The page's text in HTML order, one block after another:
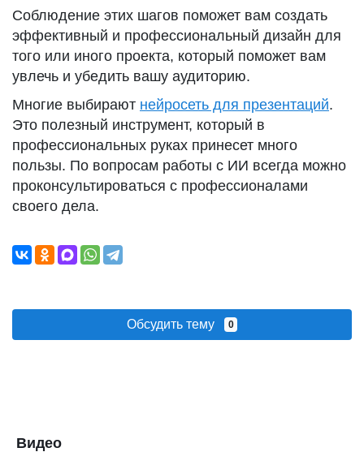
Соблюдение этих шагов поможет вам создать
эффективный и профессиональный дизайн для
того или иного проекта, который поможет вам
увлечь и убедить вашу аудиторию.
Многие выбирают нейросеть для презентаций.
Это полезный инструмент, который в
профессиональных руках принесет много
пользы. По вопросам работы с ИИ всегда можно
проконсультироваться с профессионалами
своего дела.
Обсудить тему 0
Видео